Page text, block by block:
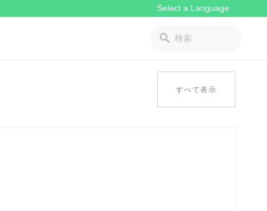
すべて表示